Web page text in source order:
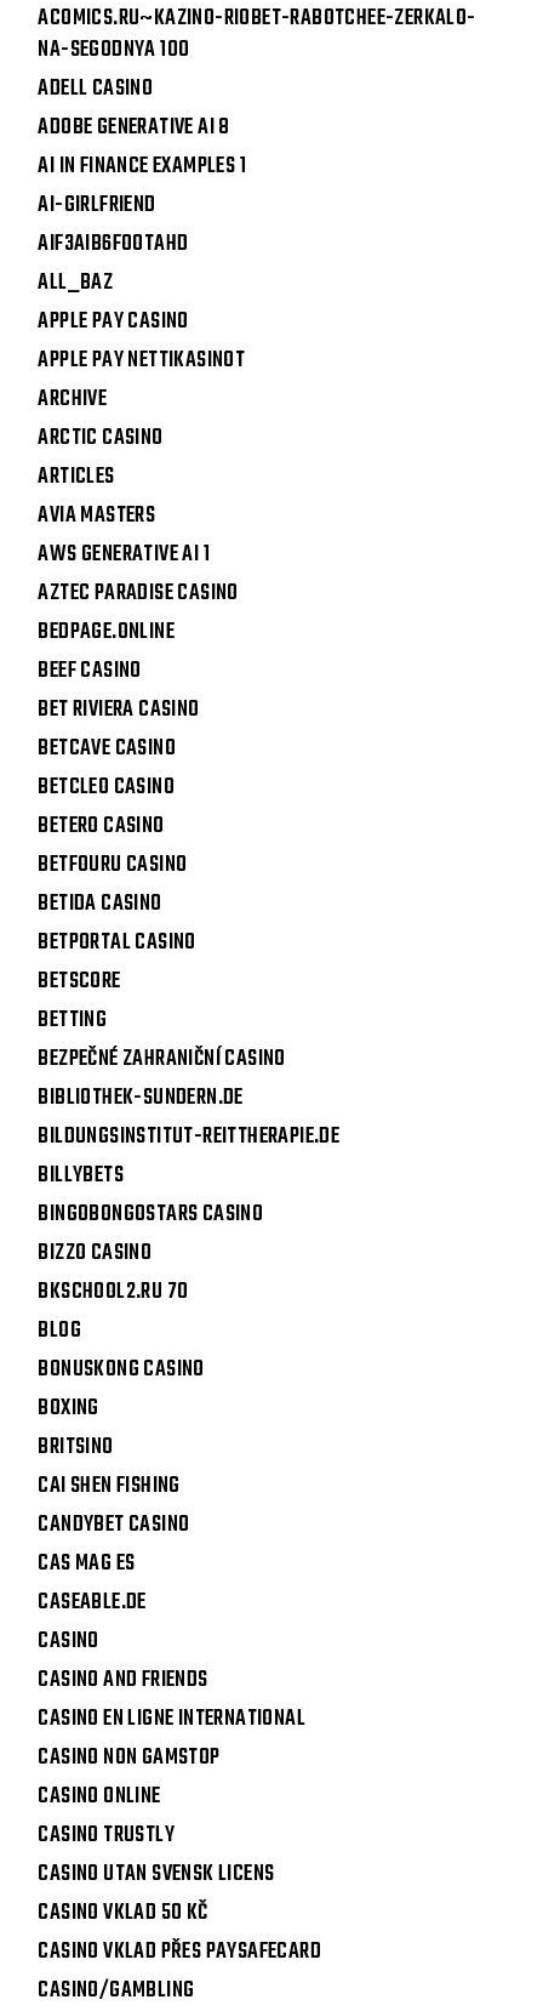
ACOMICS.RU~KAZINO-RIOBET-RABOTCHEE-ZERKALO-
NA-SEGODNYA 100
ADELL CASINO
ADOBE GENERATIVE AI 8
AI IN FINANCE EXAMPLES 1
AI-GIRLFRIEND
AIF3AIB6FOOTAHD
ALL_BAZ
APPLE PAY CASINO
APPLE PAY NETTIKASINOT
ARCHIVE
ARCTIC CASINO
ARTICLES
AVIA MASTERS
AWS GENERATIVE AI 1
AZTEC PARADISE CASINO
BEDPAGE.ONLINE
BEEF CASINO
BET RIVIERA CASINO
BETCAVE CASINO
BETCLEO CASINO
BETERO CASINO
BETFOURU CASINO
BETIDA CASINO
BETPORTAL CASINO
BETSCORE
BETTING
BEZPEČNÉ ZAHRANIČNÍ CASINO
BIBLIOTHEK-SUNDERN.DE
BILDUNGSINSTITUT-REITTHERAPIE.DE
BILLYBETS
BINGOBONGOSTARS CASINO
BIZZO CASINO
BKSCHOOL2.RU 70
BLOG
BONUSKONG CASINO
BOXING
BRITSINO
CAI SHEN FISHING
CANDYBET CASINO
CAS MAG ES
CASEABLE.DE
CASINO
CASINO AND FRIENDS
CASINO EN LIGNE INTERNATIONAL
CASINO NON GAMSTOP
CASINO ONLINE
CASINO TRUSTLY
CASINO UTAN SVENSK LICENS
CASINO VKLAD 50 KČ
CASINO VKLAD PŘES PAYSAFECARD
CASINO/GAMBLING